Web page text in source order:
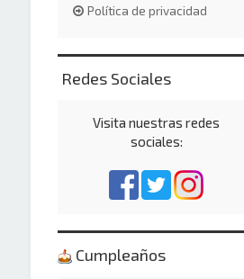
Política de privacidad
Redes Sociales
Visita nuestras redes
sociales:
Cumpleaños